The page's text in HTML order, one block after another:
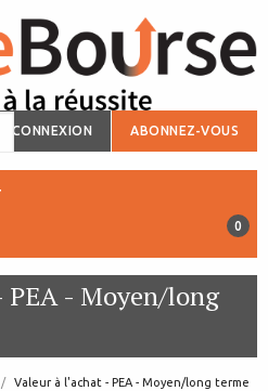
CONNEXION ABONNEZ-VOUS
0
- Moyen/long
page:
Valeur à l'achat - PEA - Moyen/long terme